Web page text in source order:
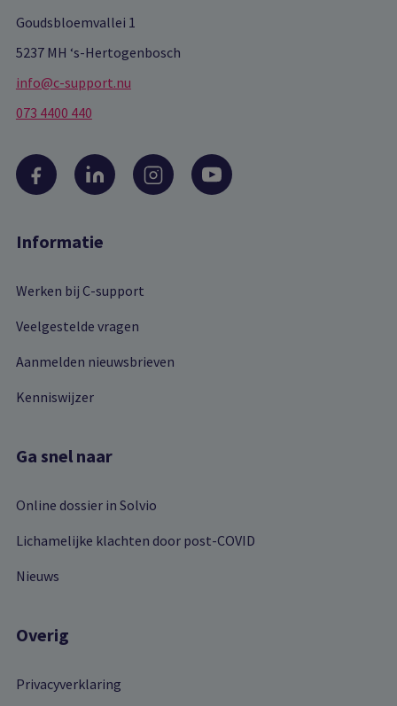
Goudsbloemvallei 1
5237 MH ‘s-Hertogenbosch
info@c-support.nu
073 4400 440
Informatie
Werken bij C-support
Veelgestelde vragen
Aanmelden nieuwsbrieven
Kenniswijzer
Ga snel naar
Online dossier in Solvio
Lichamelijke klachten door post-COVID
Nieuws
Overig
Privacyverklaring